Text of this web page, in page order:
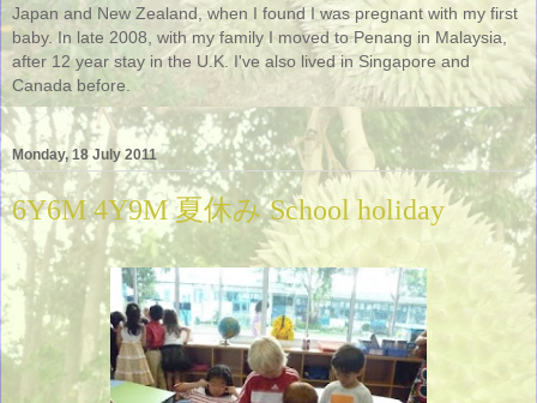
Japan and New Zealand, when I found I was pregnant with my first
baby. In late 2008, with my family I moved to Penang in Malaysia,
after 12 year stay in the U.K. I've also lived in Singapore and
Canada before.
Monday, 18 July 2011
6Y6M 4Y9M 夏休み School holiday